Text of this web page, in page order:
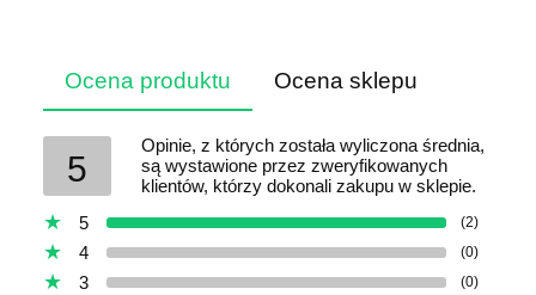
Ocena produktu Ocena sklepu
5
Opinie, z których została wyliczona średnia,
są wystawione przez zweryfikowanych
klientów, którzy dokonali zakupu w sklepie.
5
(2)
4 (0)
3 (0)